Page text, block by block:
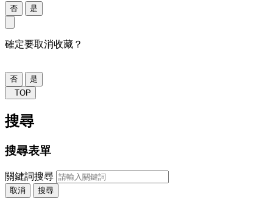
否 是
確定要取消收藏？
否
是
TOP
搜尋
搜尋表單
關鍵詞搜尋
取消 搜尋